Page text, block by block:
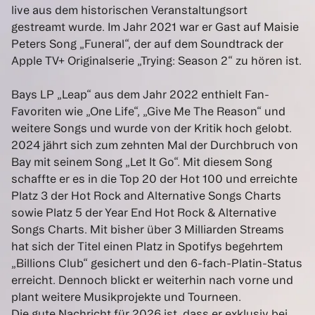
live aus dem historischen Veranstaltungsort
gestreamt wurde. Im Jahr 2021 war er Gast auf Maisie
Peters Song „Funeral“, der auf dem Soundtrack der
Apple TV+ Originalserie „Trying: Season 2“ zu hören ist.
Bays LP „Leap“ aus dem Jahr 2022 enthielt Fan-
Favoriten wie „One Life“, „Give Me The Reason“ und
weitere Songs und wurde von der Kritik hoch gelobt.
2024 jährt sich zum zehnten Mal der Durchbruch von
Bay mit seinem Song „Let It Go“. Mit diesem Song
schaffte er es in die Top 20 der Hot 100 und erreichte
Platz 3 der Hot Rock and Alternative Songs Charts
sowie Platz 5 der Year End Hot Rock & Alternative
Songs Charts. Mit bisher über 3 Milliarden Streams
hat sich der Titel einen Platz in Spotifys begehrtem
„Billions Club“ gesichert und den 6-fach-Platin-Status
erreicht. Dennoch blickt er weiterhin nach vorne und
plant weitere Musikprojekte und Tourneen.